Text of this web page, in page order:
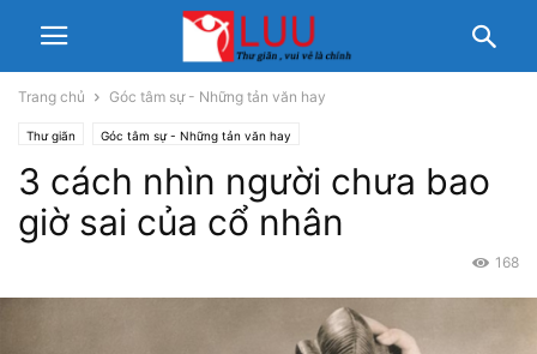
Trang chủ Góc tâm sự - Những tản văn hay
Thư giãn Góc tâm sự - Những tản văn hay
3 cách nhìn người chưa bao
giờ sai của cổ nhân
168